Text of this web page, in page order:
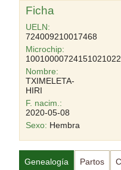
Ficha
UELN:
724009210017468
Microchip:
Nombre:
TXIMELETA-
HIRI
F. nacim.:
2020-05-08
Sexo: Hembra
Genealogía Partos